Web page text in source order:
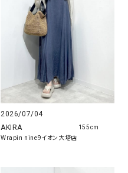
2026/07/04
AKIRA
Wrapin nine9イオン大塔店
155cm